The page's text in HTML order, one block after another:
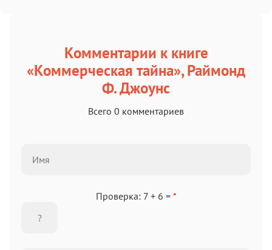
Комментарии к книге
«Коммерческая тайна», Раймонд
Ф. Джоунс
Всего 0 комментариев
Проверка: 7 + 6 = *